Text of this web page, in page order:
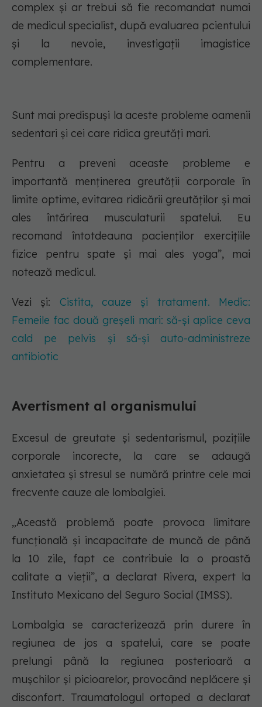
complex şi ar trebui să fie recomandat numai
de medicul specialist, după evaluarea pcientului
şi la nevoie, investigaţii imagistice
complementare.
Sunt mai predispuşi la aceste probleme oamenii
sedentari şi cei care ridica greutăţi mari.
Pentru a preveni aceaste probleme e
importantă menţinerea greutăţii corporale în
limite optime, evitarea ridicării greutăţilor şi mai
ales întărirea musculaturii spatelui. Eu
recomand întotdeauna pacienţilor exerciţiile
fizice pentru spate şi mai ales yoga”, mai
notează medicul.
Vezi și: Cistita, cauze și tratament. Medic:
Femeile fac două greșeli mari: să-și aplice ceva
cald pe pelvis și să-și auto-administreze
antibiotic
Avertisment al organismului
Excesul de greutate şi sedentarismul, poziţiile
corporale incorecte, la care se adaugă
anxietatea şi stresul se numără printre cele mai
frecvente cauze ale lombalgiei.
„Această problemă poate provoca limitare
funcţională şi incapacitate de muncă de până
la 10 zile, fapt ce contribuie la o proastă
calitate a vieţii”, a declarat Rivera, expert la
Instituto Mexicano del Seguro Social (IMSS).
Lombalgia se caracterizează prin durere în
regiunea de jos a spatelui, care se poate
prelungi până la regiunea posterioară a
muşchilor şi picioarelor, provocând neplăcere şi
disconfort. Traumatologul ortoped a declarat